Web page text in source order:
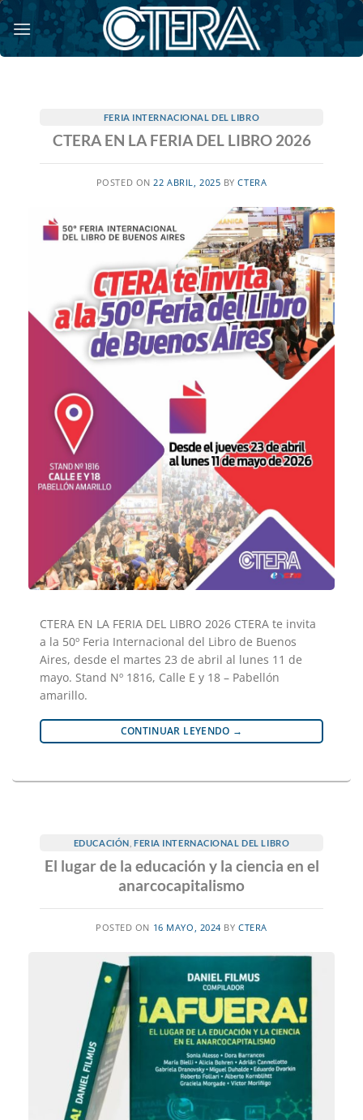
Saltar
al
contenido
FERIA INTERNACIONAL DEL LIBRO
CTERA EN LA FERIA DEL LIBRO 2026
POSTED ON 22 ABRIL, 2025 BYCTERA
CTERA EN LA FERIA DEL LIBRO 2026 CTERA te invita
a la 50º Feria Internacional del Libro de Buenos
Aires, desde el martes 23 de abril al lunes 11 de
mayo. Stand Nº 1816, Calle E y 18 – Pabellón
amarillo.
CONTINUAR LEYENDO →
EDUCACIÓN FERIA INTERNACIONAL DEL LIBRO
El lugar de la educación y la ciencia en el
anarcocapitalismo
POSTED ON 16 MAYO, 2024 BYCTERA